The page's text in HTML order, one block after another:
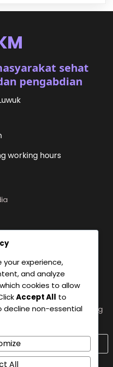
sehat
pengabdian
working hours
FKM Untika by entering
your experience,
and analyze
cookies to allow
Accept All to
decline non-essential
All